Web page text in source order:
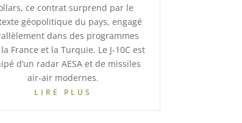
ce contrat surprend par le
géopolitique du pays, engagé
dans des programmes
France et la Turquie. Le J-10C est
d’un radar AESA et de missiles
air-air modernes.
LIRE PLUS